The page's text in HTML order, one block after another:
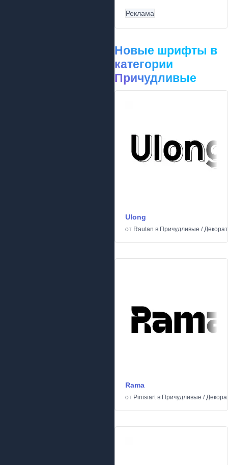
Реклама
Новые шрифты в
категории
Причудливые
Ulong
от Rautan в Причудливые /
Rama
от Pinisiartв Причудливые /